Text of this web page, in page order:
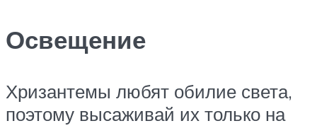
Освещение
Хризантемы любят обилие света,
поэтому высаживай их только на